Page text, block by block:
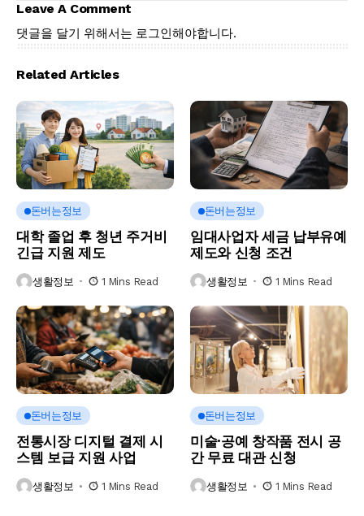
Leave A Comment
댓글을 달기 위해서는 로그인해야합니다.
Related Articles
돈버는정보
대학 졸업 후 청년 주거비
긴급 지원 제도
생활정보 1 Mins Read
돈버는정보
임대사업자 세금 납부유예
제도와 신청 조건
생활정보 1 Mins Read
돈버는정보
전통시장 디지털 결제 시
스템 보급 지원 사업
생활정보 1 Mins Read
돈버는정보
미술·공예 창작품 전시 공
간 무료 대관 신청
생활정보 1 Mins Read